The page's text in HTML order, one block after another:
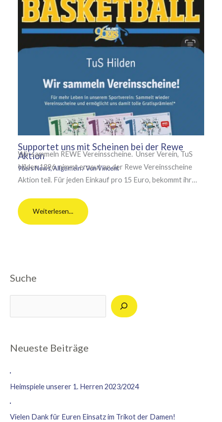
Supportet uns mit Scheinen bei der Rewe
Aktion
96ers News,Allgemein/ VonVincent
Wir sammeln REWE Vereinsscheine. Unser Verein, TuS
Hilden 1896, nimmt erneut an der Rewe Vereinsscheine
Aktion teil. Für jeden Einkauf pro 15 Euro, bekommt ihr…
Weiterlesen...
Suche
Neueste Beiträge
Heimspiele unserer 1. Herren 2023/2024
Vielen Dank für Euren Einsatz im Trikot der Damen!